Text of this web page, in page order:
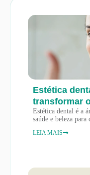
Estética
transformar
Estética dental é a
saúde e beleza
LEIA MAIS